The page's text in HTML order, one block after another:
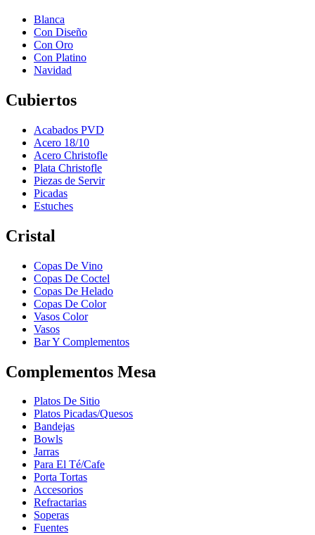
Blanca
Con Diseño
Con Oro
Con Platino
Navidad
Cubiertos
Acabados PVD
Acero 18/10
Acero Christofle
Plata Christofle
Piezas de Servir
Picadas
Estuches
Cristal
Copas De Vino
Copas De Coctel
Copas De Helado
Copas De Color
Vasos Color
Vasos
Bar Y Complementos
Complementos Mesa
Platos De Sitio
Platos Picadas/Quesos
Bandejas
Bowls
Jarras
Para El Té/Cafe
Porta Tortas
Accesorios
Refractarias
Soperas
Fuentes